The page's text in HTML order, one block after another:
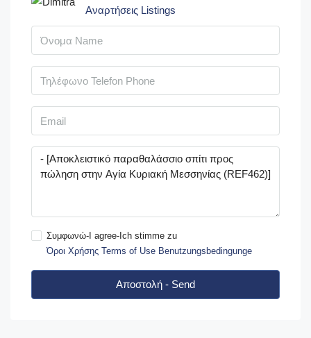
Αναρτήσεις Listings
Συμφωνώ-I agree-Ich stimme zu
Όροι Χρήσης Terms of Use Benutzungsbedingunge
Αποστολή - Send